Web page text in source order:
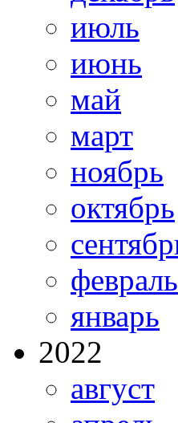
июль
июнь
май
март
ноябрь
октябрь
февраль
январь
2022
август